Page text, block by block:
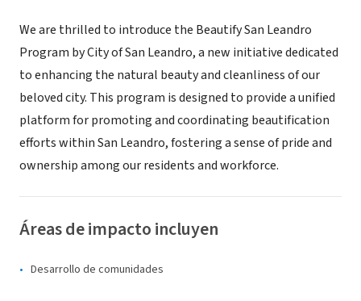
We are thrilled to introduce the Beautify San Leandro
Program by City of San Leandro, a new initiative dedicated
to enhancing the natural beauty and cleanliness of our
beloved city. This program is designed to provide a unified
platform for promoting and coordinating beautification
efforts within San Leandro, fostering a sense of pride and
ownership among our residents and workforce.
Áreas de impacto incluyen
Desarrollo de comunidades